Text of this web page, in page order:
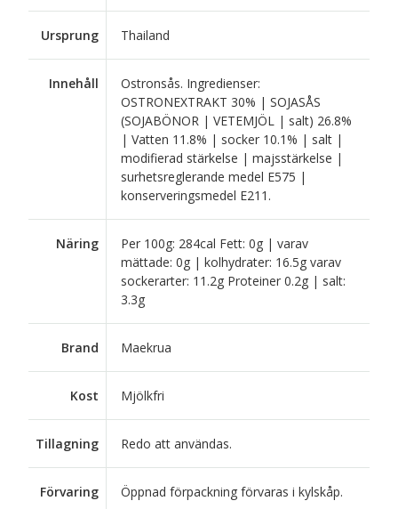
Ursprung Thailand
Innehåll
Ostronsås. Ingredienser:
OSTRONEXTRAKT 30% | SOJASÅS
(SOJABÖNOR | VETEMJÖL | salt) 26.8%
| Vatten 11.8% | socker 10.1% | salt |
modifierad stärkelse | majsstärkelse |
surhetsreglerande medel E575 |
konserveringsmedel E211.
Näring
Per 100g: 284cal Fett: 0g | varav
mättade: 0g | kolhydrater: 16.5g varav
sockerarter: 11.2g Proteiner 0.2g | salt:
3.3g
Brand Maekrua
Kost Mjölkfri
Tillagning Redo att användas.
Förvaring Öppnad förpackning förvaras i kylskåp.